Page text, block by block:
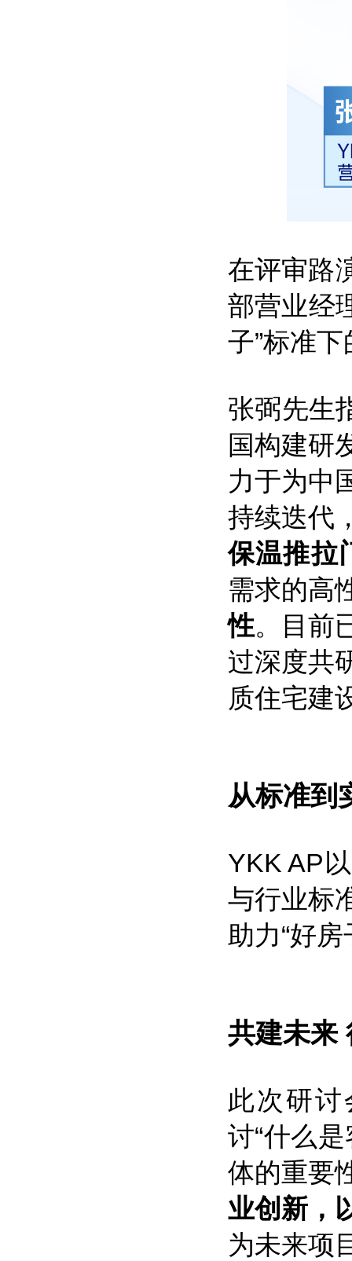
在评审路
部营业经
子”标准
张弼先生
国构建研
力于为中
持续迭代
保温推拉
需求的高
性。目前
过深度共
质住宅建
从标准到
YKK AP
与行业标
助力“好
共建未来
此次研
讨“什么
体的重要
业创新，
为未来项